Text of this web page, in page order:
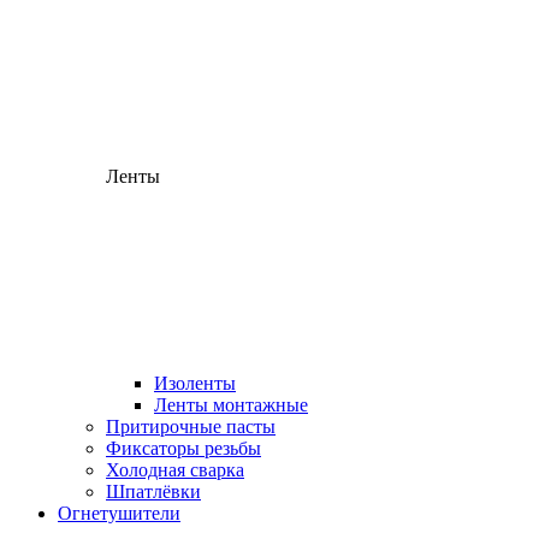
Ленты
Изоленты
Ленты монтажные
Притирочные пасты
Фиксаторы резьбы
Холодная сварка
Шпатлёвки
Огнетушители